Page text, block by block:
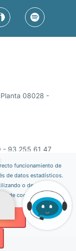
08028 -
- 93 255 61 47
funcionamiento de
de datos estadísticos.
o desactivarlas
de cookiesaquí